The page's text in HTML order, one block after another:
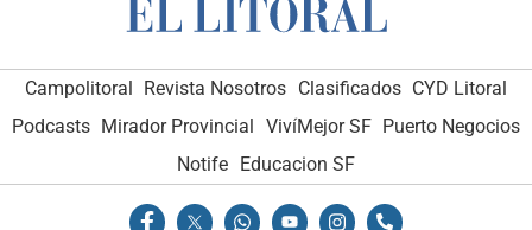
Campolitoral Revista Nosotros Clasificados CYD Litoral
Podcasts Mirador Provincial VivíMejor SF Puerto Negocios
Notife
Educacion SF